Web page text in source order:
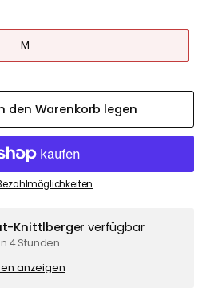
M
den Warenkorb legen
Knittlberger verfügbar
4 Stunden
anzeigen